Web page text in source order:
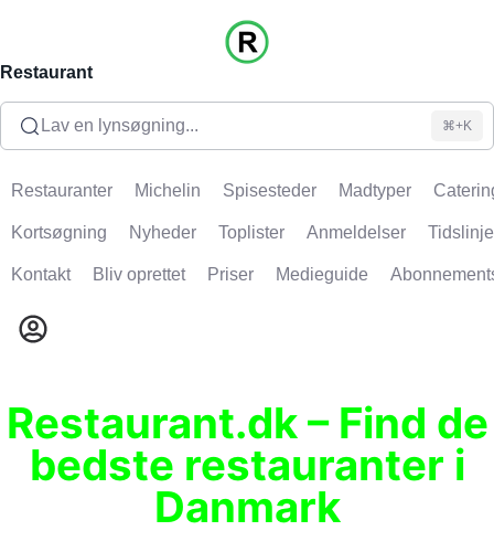
Restaurant
Lav en lynsøgning... ⌘+K
Restauranter Michelin Spisesteder Madtyper
Kortsøgning Nyheder Toplister Anmeldelser Tidslinje
Kontakt Bliv oprettet Priser Medieguide
Restaurant.dk – Find de
bedste restauranter i
Danmark